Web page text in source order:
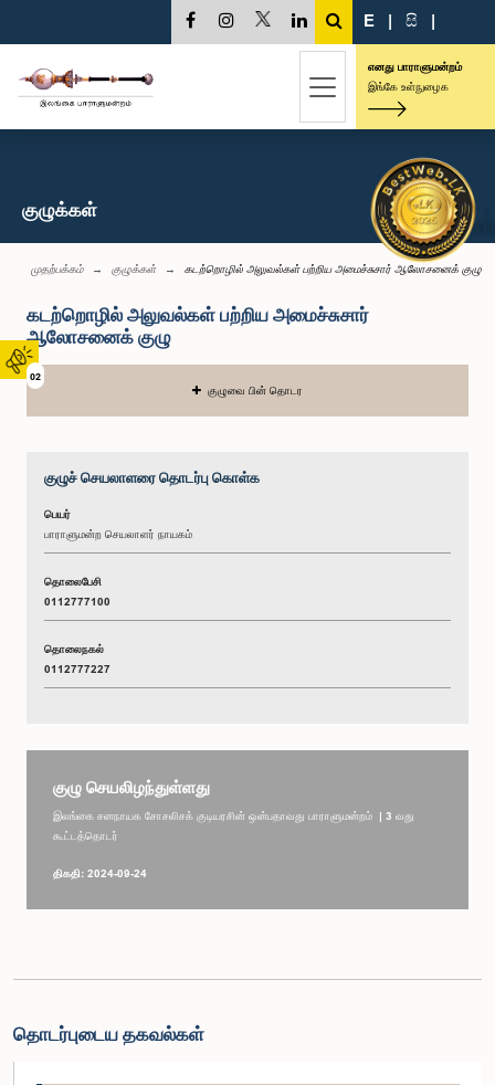
02
E | සි |
எனது பாராளுமன்றம்
இங்கே உள்நுழைக
குழுக்கள்
முதற்பக்கம் குழுக்கள் கடற்றொழில் அலுவல்கள் பற்றிய அமைச்சுசார் ஆலோசனைக் குழு
கடற்றொழில் அலுவல்கள் பற்றிய அமைச்சுசார்
ஆலோசனைக் குழு
குழுவை பின் தொடர
குழுச் செயலாளரை தொடர்பு கொள்க
பெயர்
பாராளுமன்ற செயலாளர் நாயகம்
தொலைபேசி
0112777100
தொலைநகல்
0112777227
குழு செயலிழந்துள்ளது
இலங்கை சனநாயக சோசலிசக் குடியரசின் ஒன்பதாவது பாராளுமன்றம் | 3 வது
கூட்டத்தொடர்
திகதி: 2024-09-24
தொடர்புடைய தகவல்கள்